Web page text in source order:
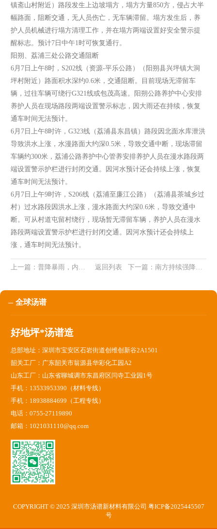
镇斋山村附近）路段发生上边坡塌方，塌方方量850方，侵占大半
幅路面，阻断交通，无人员伤亡，无车辆滞留。塌方发生后，养
护人员机械进行塌方清理工作，并在塌方两端设置好安全警示提
醒标志。预计7日中午1时可恢复通行。
阳朔、荔浦三处公路交通阻断
6月7日上午8时，S202线（资源-平乐公路）（阳朔县兴坪镇大洞
坪村附近）路面积水深约0.6米，交通阻断。目前现场无滞留车
辆，过往车辆可绕行G321线或包茂高速。阳朔公路养护中心安排
养护人员在现场路段两端设置警示标志，因大雨还在持续，恢复
通车时间无法预计。
6月7日上午8时许，G323线（荔浦县东昌镇）路段因北面水库泄洪
导致洪水上涨，水漫路面大约深0.5米，导致交通中断，现场滞留
车辆约300米，荔浦公路养护中心管养安排养护人员在漫水路段两
端设置警示护栏进行封闭交通。因河水预计还会持续上涨，恢复
通车时间无法预计。
6月7日上午9时许，S206线（荔浦至廉江公路）（荔浦县茶城乡过
村）过水路段因洪水上涨，漫水路面大约深0.6米，导致交通中
断。可从村道屯留村绕行，现场暂无滞留车辆，养护人员在漫水
路段两端设置警示护栏进行封闭交通。因河水预计还会持续上
涨，通车时间无法预计。
上一篇：普降暴雨，内涝严重！阳朔启动紧急响应抗洪救灾 返回列表 下一篇：南方持续强降雨 国家防总启动防汛Ⅳ级应急响应
全球汤谱
好地坪*汤谱造
总部地址：深圳市宝安区石岩街道创维创新谷2A1501
韶关工厂：广东韶关市翁源县华彩化工园A2
山东工厂：山东省聊城调市东昌府区闫寺工业园1号
手机：13533953390（材料专线）
手机：18938884699（工程专线）
电话：0755-27119890
邮箱：1021031110@qq.com
COPYRIGHT © 2025 深圳市汤谱新材料有限公司 粤ICP备2025445507
号